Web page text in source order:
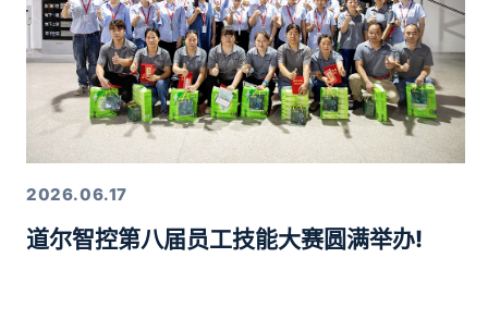
2026.06.17
道尔智控第八届员工技能大赛圆满举办!